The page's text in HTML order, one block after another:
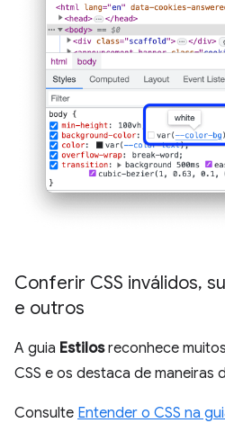
Conferir CSS inválidos,
e outros
A guia Estilosreconhece
CSS e os destaca de maneiras
Consulte Entender o CSS na